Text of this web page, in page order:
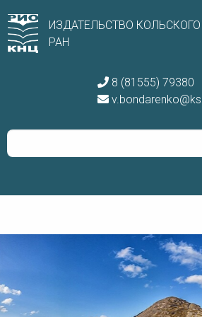
ИЗДАТЕЛЬСТВО
РАН
8 (81555) 79380